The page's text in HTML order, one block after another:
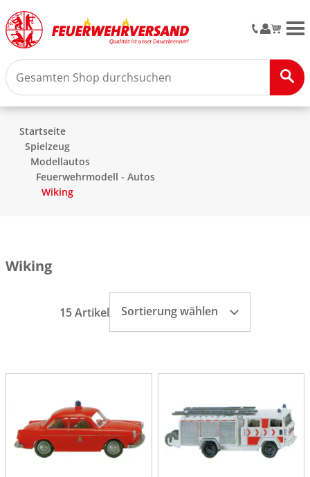
Startseite
Spielzeug
Modellautos
Feuerwehrmodell - Autos
Wiking
Wiking
15 Artikel Sortierung wählen